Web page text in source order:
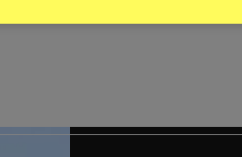
Bästa tipsen för att